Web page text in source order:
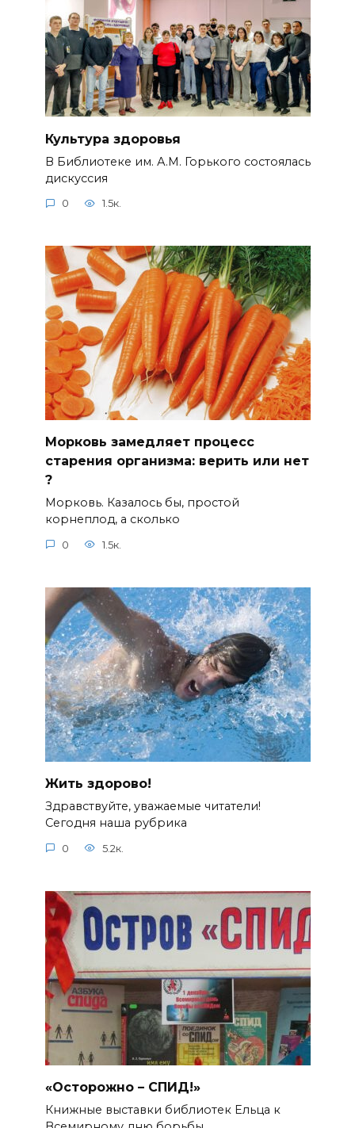
Культура здоровья
В Библиотеке им. А.М. Горького состоялась
дискуссия
0 1.5к.
Морковь замедляет процесс
старения организма: верить или нет
?⠀
Морковь. Казалось бы, простой
корнеплод, а сколько
0 1.5к.
Жить здорово!
Здравствуйте, уважаемые читатели!
Сегодня наша рубрика
0 5.2к.
«Осторожно – СПИД!»
Книжные выставки библиотек Ельца к